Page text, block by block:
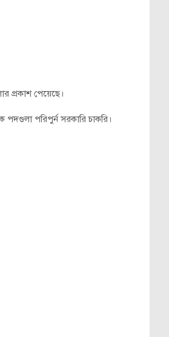
প্রকাশ পেয়েছে।
পদগুলা পরিপুর্ন সরকারি চাকরি।